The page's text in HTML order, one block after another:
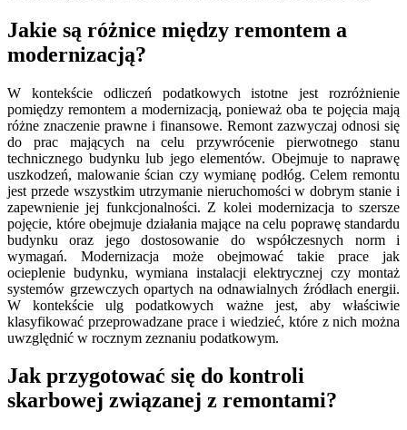
Jakie są różnice między remontem a
modernizacją?
W kontekście odliczeń podatkowych istotne jest rozróżnienie
pomiędzy remontem a modernizacją, ponieważ oba te pojęcia mają
różne znaczenie prawne i finansowe. Remont zazwyczaj odnosi się
do prac mających na celu przywrócenie pierwotnego stanu
technicznego budynku lub jego elementów. Obejmuje to naprawę
uszkodzeń, malowanie ścian czy wymianę podłóg. Celem remontu
jest przede wszystkim utrzymanie nieruchomości w dobrym stanie i
zapewnienie jej funkcjonalności. Z kolei modernizacja to szersze
pojęcie, które obejmuje działania mające na celu poprawę standardu
budynku oraz jego dostosowanie do współczesnych norm i
wymagań. Modernizacja może obejmować takie prace jak
ocieplenie budynku, wymiana instalacji elektrycznej czy montaż
systemów grzewczych opartych na odnawialnych źródłach energii.
W kontekście ulg podatkowych ważne jest, aby właściwie
klasyfikować przeprowadzane prace i wiedzieć, które z nich można
uwzględnić w rocznym zeznaniu podatkowym.
Jak przygotować się do kontroli
skarbowej związanej z remontami?